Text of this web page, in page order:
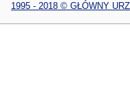
1995 - 2018 © GŁÓWNY